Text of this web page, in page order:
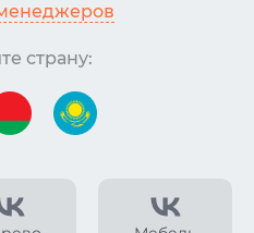
страну: